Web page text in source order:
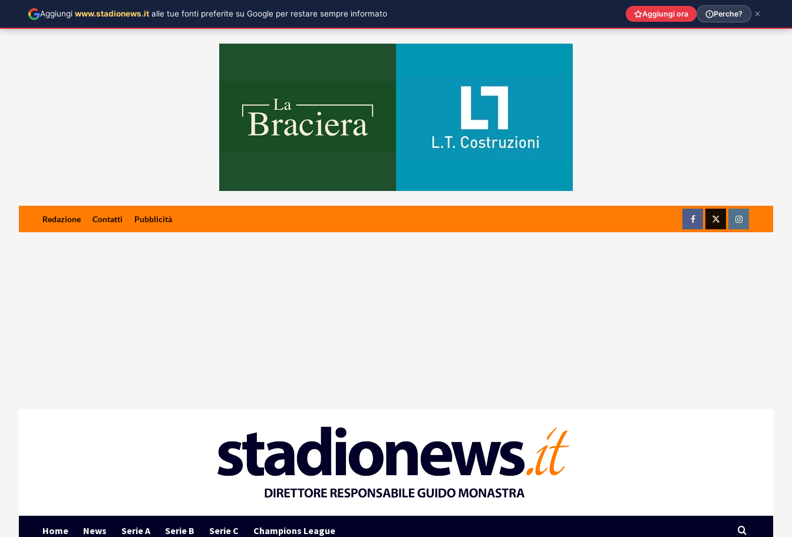
Redazione Contatti Pubblicità
FacebookTwitterInstagram
Home News Serie A Serie B Serie C Champions League
Aggiungi www.stadionews.it alle tue fonti preferite su Google per restare sempre informato Aggiungi ora Perche?